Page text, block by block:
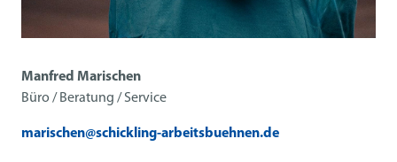
Manfred Marischen
Büro / Beratung / Service
marischen@schickling-arbeitsbuehnen.de